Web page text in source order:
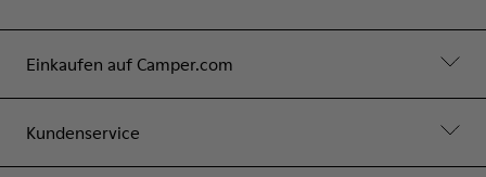
Einkaufen auf Camper.com
Kundenservice